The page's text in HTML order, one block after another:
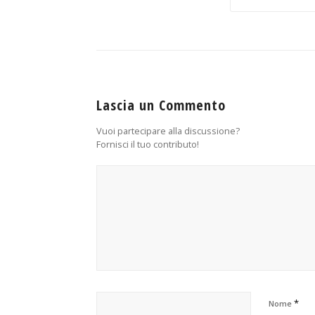
Lascia un Commento
Vuoi partecipare alla discussione?
Fornisci il tuo contributo!
Nome *